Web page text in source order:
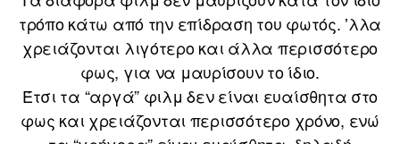
τρόπο κάτω από την επίδραση του φωτός. ʼλλα
χρειάζονται λιγότερο και άλλα περισσότερο
φως, για να μαυρίσουν το ίδιο.
Έτσι τα “αργά” φιλμ δεν είναι ευαίσθητα στο
φως και χρειάζονται περισσότερο χρόνο, ενώ